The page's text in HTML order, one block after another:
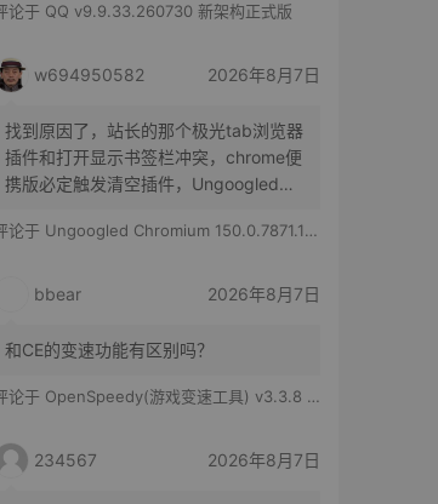
论于 QQ v9.9.33.260730 新架构正式版
w694950582 2026年8月7日
找到原因了，站长的那个极光tab浏览器
插件和打开显示书签栏冲突，chrome便
携版必定触发清空插件，Ungoogled
所有插件，有时候只是极光tab插件消失
论于 Ungoogled Chromium 150.0.7871.186-1.1 果核优化便携版
bbear 2026年8月7日
和CE的变速功能有区别吗？
论于 OpenSpeedy(游戏变速工具) v3.3.8 绿色版
234567 2026年8月7日